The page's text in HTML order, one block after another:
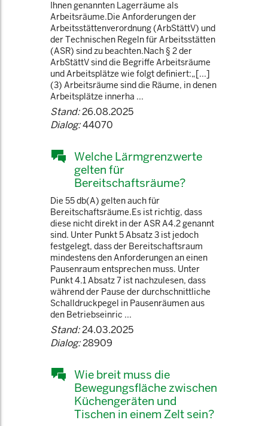
Ihnen genannten Lagerräume als
Arbeitsräume.Die Anforderungen der
Arbeitsstättenverordnung (ArbStättV) und
der Technischen Regeln für Arbeitsstätten
(ASR) sind zu beachten.Nach § 2 der
ArbStättV sind die Begriffe Arbeitsräume
und Arbeitsplätze wie folgt definiert:„[...]
(3) Arbeitsräume sind die Räume, in denen
Arbeitsplätze innerha ...
Stand:26.08.2025
Dialog:44070
Welche Lärmgrenzwerte
gelten für
Bereitschaftsräume?
Die 55 db(A) gelten auch für
Bereitschaftsräume.Es ist richtig, dass
diese nicht direkt in der ASR A4.2 genannt
sind. Unter Punkt 5 Absatz 3 ist jedoch
festgelegt, dass der Bereitschaftsraum
mindestens den Anforderungen an einen
Pausenraum entsprechen muss. Unter
Punkt 4.1 Absatz 7 ist nachzulesen, dass
während der Pause der durchschnittliche
Schalldruckpegel in Pausenräumen aus
den Betriebseinric ...
Stand:24.03.2025
Dialog:28909
Wie breit muss die
Bewegungsfläche zwischen
Küchengeräten und
Tischen in einem Zelt sein?